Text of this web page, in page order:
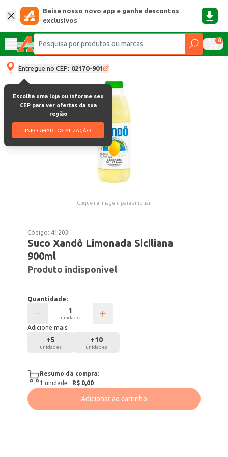
Baixe nosso novo app e ganhe descontos
exclusivos
0
Entregue no CEP: 02170-901
Escolha uma loja ou informe seu
CEP para ver ofertas da sua
região
INFORMAR LOCALIZAÇÃO
Clique na imagem para ampliar.
Código: 41203
Suco Xandô Limonada Siciliana
900ml
Produto indisponível
Quantidade:
unidade
Adicione mais:
+5
unidades
+10
unidades
Resumo da compra:
1 unidade · R$ 0,00
Adicionar ao carrinho